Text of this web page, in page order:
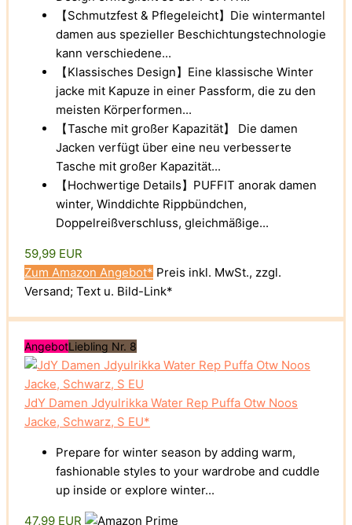
【Schmutzfest & Pflegeleicht】Die wintermantel
damen aus spezieller Beschichtungstechnologie
kann verschiedene...
【Klassisches Design】Eine klassische Winter
jacke mit Kapuze in einer Passform, die zu den
meisten Körperformen...
【Tasche mit großer Kapazität】 Die damen
Jacken verfügt über eine neu verbesserte
Tasche mit großer Kapazität...
【Hochwertige Details】PUFFIT anorak damen
winter, Winddichte Rippbündchen,
Doppelreißverschluss, gleichmäßige...
59,99 EUR
Zum Amazon Angebot* Preis inkl. MwSt., zzgl.
Versand; Text u. Bild-Link*
AngebotLiebling Nr. 8
JdY Damen Jdyulrikka Water Rep Puffa Otw Noos
Jacke, Schwarz, S EU*
Prepare for winter season by adding warm,
fashionable styles to your wardrobe and cuddle
up inside or explore winter...
47,99 EUR